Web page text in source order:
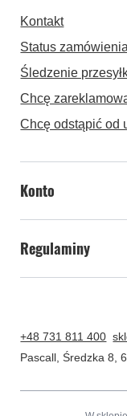
Kontakt
Status zamówienia
Śledzenie
Chcę
Chcę odstąpić od
Konto
Regulaminy
+48 731 811 400
Pascall ,Średzka 8 ,